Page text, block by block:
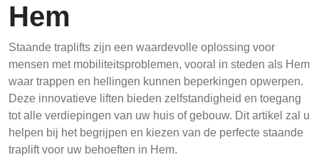
Hem
Staande traplifts zijn een waardevolle oplossing voor
mensen met mobiliteitsproblemen, vooral in steden als Hem
waar trappen en hellingen kunnen beperkingen opwerpen.
Deze innovatieve liften bieden zelfstandigheid en toegang
tot alle verdiepingen van uw huis of gebouw. Dit artikel zal u
helpen bij het begrijpen en kiezen van de perfecte staande
traplift voor uw behoeften in Hem.